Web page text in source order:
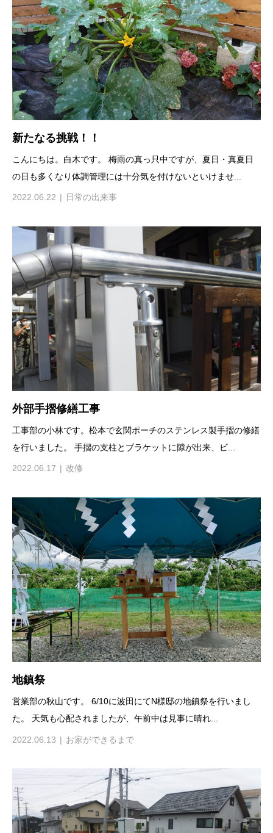
新たなる挑戦！！
こんにちは。白木です。 梅雨の真っ只中ですが、夏日・真夏日
の日も多くなり体調管理には十分気を付けないといけませ...
2022.06.22 日常の出来事
外部手摺修繕工事
工事部の小林です。松本で玄関ポーチのステンレス製手摺の修繕
を行いました。 手摺の支柱とブラケットに隙が出来、ビ...
2022.06.17 改修
地鎮祭
営業部の秋山です。 6/10に波田にてN様邸の地鎮祭を行いまし
た。 天気も心配されましたが、午前中は見事に晴れ...
2022.06.13 お家ができるまで